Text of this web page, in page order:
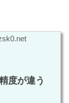
度が違う